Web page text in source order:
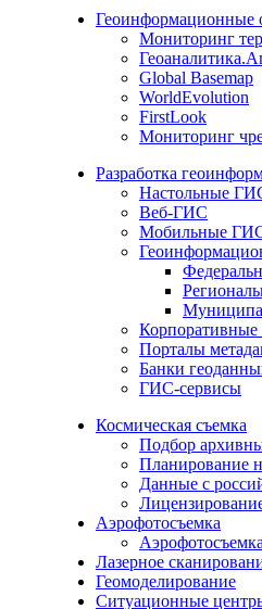
Геоинформационные
Мониторинг
Global Basemap
WorldEvolution
FirstLook
Мониторинг
Разработка
Настольные
Веб-ГИС
Мобильные
Порталы
Банки
ГИС-сервисы
Космическая съемка
Подбор
Планирование
Данные с
Аэрофотосъемка
Лазерное
Геомоделирование
Ситуационные